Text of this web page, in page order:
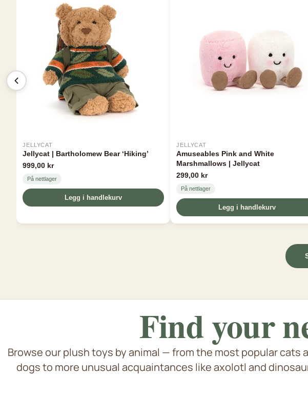
JELLYCAT
Jellycat | Bartholomew Bear ‘Hiking’
999,00 kr
På nettlager
Legg i handlekurv
JELLYCAT
Amuseables Pink and White
Marshmallows | Jellycat
299,00 kr
På nettlager
Legg i handlekurv
Find your
Browse our plush toys by animal — from the most popular cats
dogs to more unusual acquaintances like axolotl and
Cat & kittens Dogs & puppies
Rabbit Tiger bamse